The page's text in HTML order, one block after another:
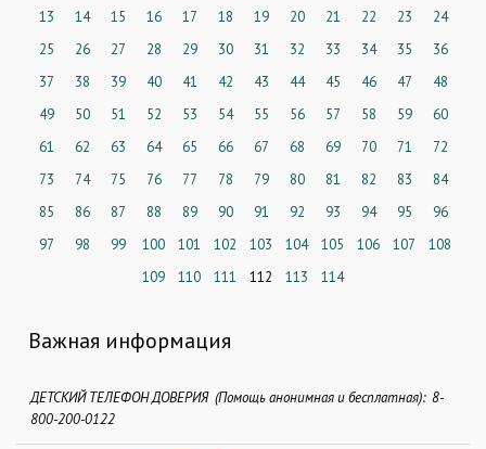
13
14 15 16 17 18 19 20 21 22 23
24
25
26 27 28 29 30 31 32 33 34 35
36
37
38 39 40 41 42 43 44 45 46 47
48
49
50 51 52 53 54 55 56 57 58 59
60
61
62 63 64 65 66 67 68 69 70 71
72
73
74 75 76 77 78 79 80 81 82 83
84
85
86 87 88 89 90 91 92 93 94 95
96
97
98 99 100 101 102 103 104 105 106 107
108
109
110 111 112 113 114
Важная информация
ДЕТСКИЙ ТЕЛЕФОН ДОВЕРИЯ (Помощь анонимная и бесплатная): 8-
800-200-0122